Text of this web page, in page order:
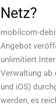
Netz?
mobilcom-
Angebot
unlimitiert
Verwaltung ab
und iOS)
werden, es